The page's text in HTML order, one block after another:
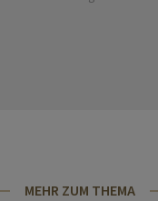
MEHR ZUM THEMA